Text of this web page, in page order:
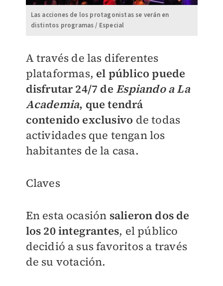
Las acciones de los protagonistas se verán en
distintos programas / Especial
A través de las diferentes
plataformas, el público puede
disfrutar 24/7 de Espiando a La
Academia, que tendrá
contenido exclusivo de todas
actividades que tengan los
habitantes de la casa.
Claves
En esta ocasión salieron dos de
los 20 integrantes, el público
decidió a sus favoritos a través
de su votación.